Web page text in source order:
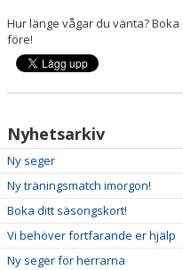
NYHETER
KALENDER
KLUBBSHOP
BILDGALLERI
Hur länge vågar du vänta?
före!
Nyhetsarkiv
Ny seger
Ny träningsmatch imorgon!
Boka ditt säsongskort!
Vi behöver fortfarande er hjälp
Ny seger för herrarna